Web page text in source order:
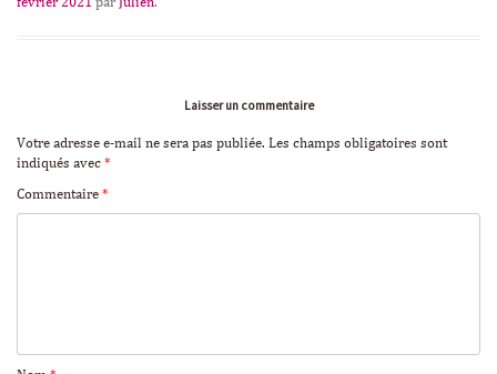
Laisser un commentaire
Votre adresse e-mail ne sera pas publiée. Les champs obligatoires sont
indiqués avec *
Commentaire *